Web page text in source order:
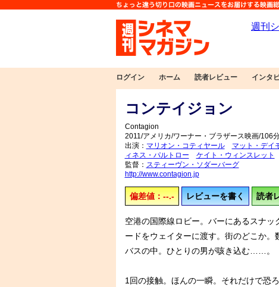
ログイン ホーム 読者レビュー インタ
コンテイジョン
Contagion
2011/アメリカ/ワーナー・ブラザース映画/106
出演： マリオン・コティヤール マット・デイ
ィネス・パルトロー
ケイト・ウィンスレット
監督： スティーヴン・ソダーバーグ
http://www.contagion.jp
偏差値：--.- レビューを書く 読者
空港の国際線ロビー。バーにあるスナ
ードをウェイターに渡す。街のどこか
バスの中。ひとりの男が咳き込む……。
1回の接触。ほんの一瞬。それだけで恐